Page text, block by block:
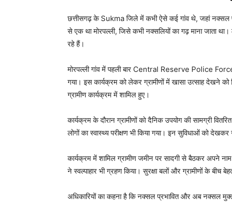
छत्तीसगढ़ के Sukmaजिले में कभी ऐसे कई गांव थे, जहां नक्सल
से एक था मोरपल्ली, जिसे कभी नक्सलियों का गढ़ माना जाता
रहे हैं।
मोरपल्ली गांव में पहली बार Central Reserve Police
गया। इस कार्यक्रम को लेकर ग्रामीणों में खासा उत्साह देखने
ग्रामीण कार्यक्रम में शामिल हुए।
कार्यक्रम के दौरान ग्रामीणों को दैनिक उपयोग की सामग्री
लोगों का स्वास्थ्य परीक्षण भी किया गया। इन सुविधाओं को
कार्यक्रम में शामिल ग्रामीण जमीन पर सादगी से बैठकर अपने
ने स्वल्पाहार भी ग्रहण किया। सुरक्षा बलों और ग्रामीणों के बीच
अधिकारियों का कहना है कि नक्सल प्रभावित और अब नक्सल